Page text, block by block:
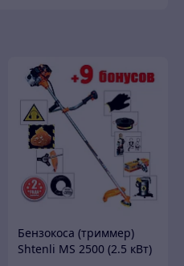
Бензокоса (триммер)
Shtenli MS 2500 (2.5 кВт)